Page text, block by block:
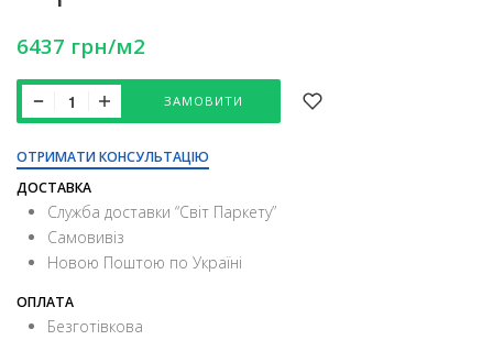
6437 грн/м2
ЗАМОВИТИ
ОТРИМАТИ КОНСУЛЬТАЦІЮ
ДОСТАВКА
Служба доставки “Свiт Паркету”
Самовивіз
Новою Поштою по Україні
ОПЛАТА
Безготівкова